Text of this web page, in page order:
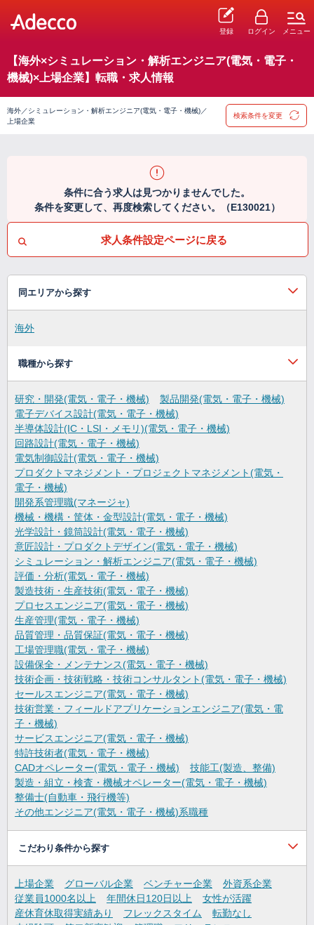
登録 ログイン メニュー
【海外×シミュレーション・解析エンジニア(電気・電子・
機械)×上場企業】転職・求人情報
海外／シミュレーション・解析エンジニア(電気・電子・機械)／
上場企業
検索条件を変更
条件に合う求人は見つかりませんでした。
条件を変更して、再度検索してください。（E130021）
求人条件設定ページに戻る
同エリアから探す
海外
職種から探す
研究・開発(電気・電子・機械)
製品開発(電気・電子・機械)
電子デバイス設計(電気・電子・機械)
半導体設計(IC・LSI・メモリ)(電気・電子・機械)
回路設計(電気・電子・機械)
電気制御設計(電気・電子・機械)
プロダクトマネジメント・プロジェクトマネジメント(電気・
電子・機械)
開発系管理職(マネージャ)
機械・機構・筐体・金型設計(電気・電子・機械)
光学設計・鏡筒設計(電気・電子・機械)
意匠設計・プロダクトデザイン(電気・電子・機械)
シミュレーション・解析エンジニア(電気・電子・機械)
評価・分析(電気・電子・機械)
製造技術・生産技術(電気・電子・機械)
プロセスエンジニア(電気・電子・機械)
生産管理(電気・電子・機械)
品質管理・品質保証(電気・電子・機械)
工場管理職(電気・電子・機械)
設備保全・メンテナンス(電気・電子・機械)
技術企画・技術戦略・技術コンサルタント(電気・電子・機械)
セールスエンジニア(電気・電子・機械)
技術営業・フィールドアプリケーションエンジニア(電気・電
子・機械)
サービスエンジニア(電気・電子・機械)
特許技術者(電気・電子・機械)
CADオペレーター(電気・電子・機械)
技能工(製造、整備)
製造・組立・検査・機械オペレーター(電気・電子・機械)
整備士(自動車・飛行機等)
その他エンジニア(電気・電子・機械)系職種
こだわり条件から探す
上場企業 グローバル企業 ベンチャー企業
外資系企業
従業員1000名以上
年間休日120日以上
女性が活躍
産休育休取得実績あり
フレックスタイム
転勤なし